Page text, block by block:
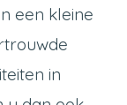
een kleine
in